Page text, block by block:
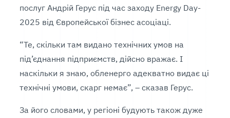
послуг Андрій Герус під час заходу Energy Day-
2025 від Європейської бізнес асоціаці.
“Те, скільки там видано технічних умов на
під’єднання підприємств, дійсно вражає. І
наскільки я знаю, обленерго адекватно видає ці
технічні умови, скарг немає”, – сказав Герус.
За його словами, у регіоні будують також дуже